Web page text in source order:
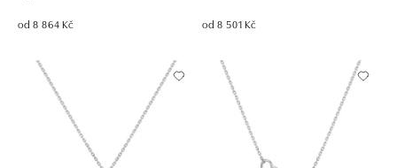
od 8 864 Kč od 8 501 Kč